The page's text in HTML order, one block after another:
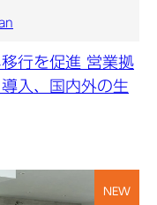
行を促進 営業拠
入、国内外の生
NEW